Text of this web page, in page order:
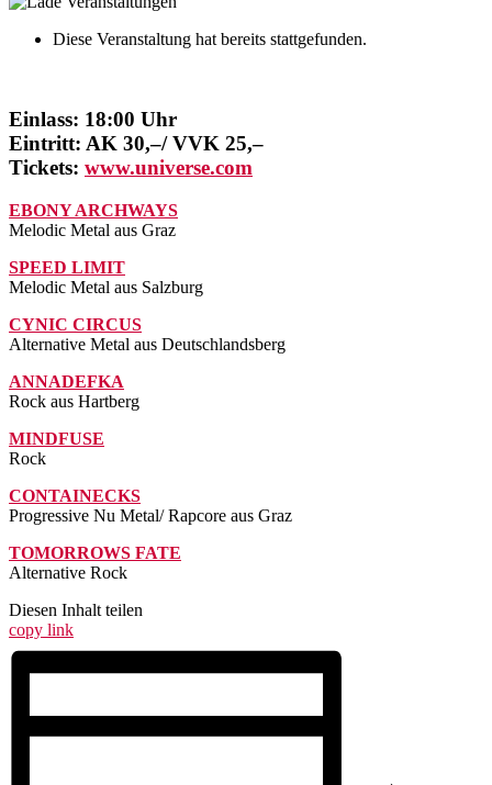
Diese Veranstaltung hat bereits stattgefunden.
Einlass: 18:00 Uhr
Eintritt: AK 30,–/ VVK 25,–
Tickets: www.universe.com
EBONY ARCHWAYS
Melodic Metal aus Graz
SPEED LIMIT
Melodic Metal aus Salzburg
CYNIC CIRCUS
Alternative Metal aus Deutschlandsberg
ANNADEFKA
Rock aus Hartberg
MINDFUSE
Rock
CONTAINECKS
Progressive Nu Metal/ Rapcore aus Graz
TOMORROWS FATE
Alternative Rock
Diesen Inhalt teilen
copy link